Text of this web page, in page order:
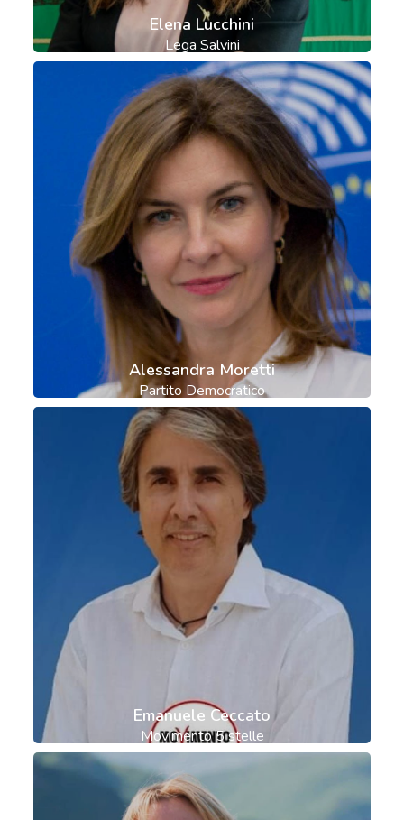
Elena Lucchini
Lega Salvini
Alessandra Moretti
Partito Democratico
Emanuele Ceccato
Movimento 5 stelle